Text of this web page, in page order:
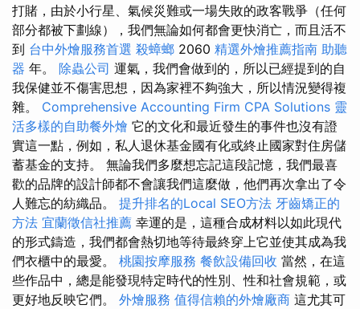
打賭，由於小行星、氣候災難或一場失敗的政客戰爭（任何
部分都被下劃線），我們無論如何都會更快消亡，而且活不
到 台中外燴服務首選 殺蟑螂 2060 精選外燴推薦指南 助聽
器 年。 除蟲公司 運氣，我們會做到的，所以已經提到的自
我保健並不傷害思想，因為家裡不夠強大，所以情況變得複
雜。 Comprehensive Accounting Firm CPA Solutions 靈
活多樣的自助餐外燴 它的文化和最近發生的事件也沒有證
實這一點，例如，私人退休基金國有化或終止國家對住房儲
蓄基金的支持。 無論我們多麼想忘記這段記憶，我們最喜
歡的品牌的設計師都不會讓我們這麼做，他們再次拿出了令
人難忘的紡織品。 提升排名的Local SEO方法 牙齒矯正的
方法 宜蘭徵信社推薦 幸運的是，這種合成材料以如此現代
的形式鑄造，我們都會熱切地等待最終穿上它並使其成為我
們衣櫃中的最愛。 桃園按摩服務 餐飲設備回收 當然，在這
些作品中，總是能發現特定時代的性別、性和社會規範，或
更好地反映它們。 外燴服務 值得信賴的外燴廠商 這尤其可